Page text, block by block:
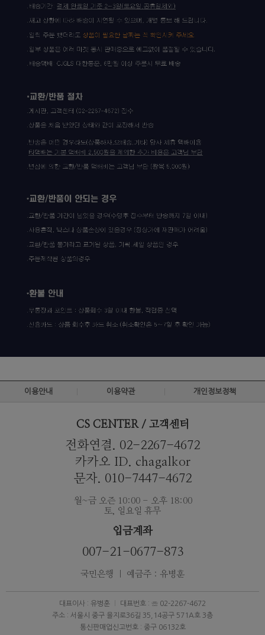
이용안내 이용약관 개인정보정책
CS CENTER / 고객센터
전화연결. 02-2267-4672
카카오 ID. chagalkor
문자. 010-7447-4672
월~금 오즌 10:00 - 오후 18:00
토, 일요일 휴무
입금계좌
007-21-0677-873
국민은행 ｜ 예금주 : 유병훈
대표이사 : 유병훈
대표번호 : ☏ 02-2267-4672
주소 : 서울시 중구 을지로36길 35,14공구 571A호 3층
통신판매업신고번호 : 중구 06132호